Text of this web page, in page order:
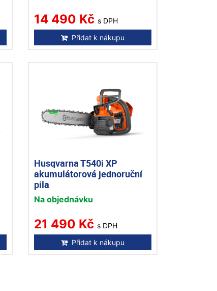
14 490 Kč s DPH
Přidat k nákupu
Husqvarna T540i XP
akumulátorová jednoruční
pila
Na objednávku
21 490 Kč s DPH
Přidat k nákupu